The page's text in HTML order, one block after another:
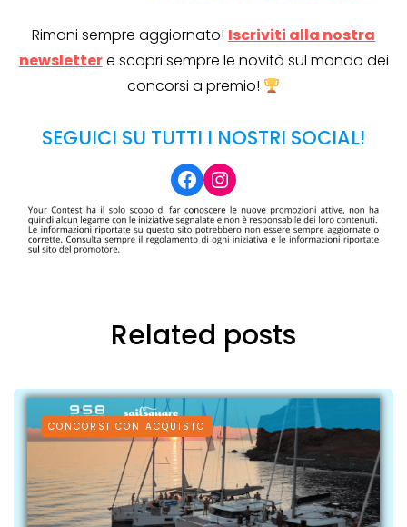
Rimani sempre aggiornato! Iscriviti alla nostra
newslettere scopri sempre le novità sul mondo dei
concorsi a premio!
SEGUICI SU TUTTI I NOSTRI SOCIAL!
Facebook
Instagram
Related posts
CONCORSI CON ACQUISTO